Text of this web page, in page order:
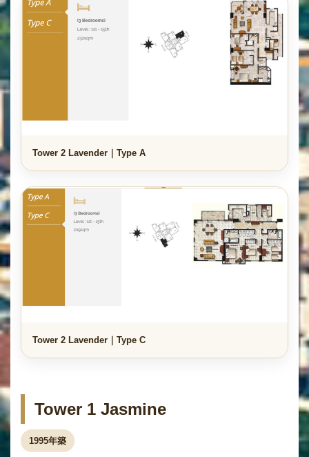
Tower 2 Lavender｜Type A
Tower 2 Lavender｜Type C
Tower 1 Jasmine
1995年築